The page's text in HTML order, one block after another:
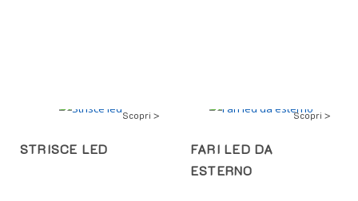
Scopri >
STRISCE LED
Scopri >
FARI LED DA
ESTERNO